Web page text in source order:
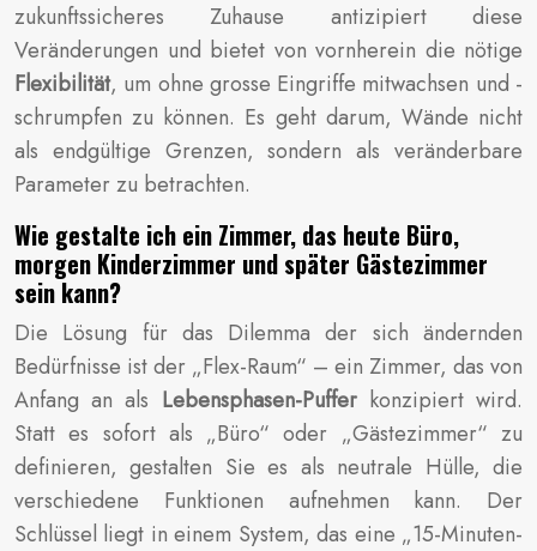
zukunftssicheres Zuhause antizipiert diese
Veränderungen und bietet von vornherein die nötige
Flexibilität, um ohne grosse Eingriffe mitwachsen und -
schrumpfen zu können. Es geht darum, Wände nicht
als endgültige Grenzen, sondern als veränderbare
Parameter zu betrachten.
Wie gestalte ich ein Zimmer, das heute Büro,
morgen Kinderzimmer und später Gästezimmer
sein kann?
Die Lösung für das Dilemma der sich ändernden
Bedürfnisse ist der „Flex-Raum“ – ein Zimmer, das von
Anfang an als Lebensphasen-Pufferkonzipiert wird.
Statt es sofort als „Büro“ oder „Gästezimmer“ zu
definieren, gestalten Sie es als neutrale Hülle, die
verschiedene Funktionen aufnehmen kann. Der
Schlüssel liegt in einem System, das eine „15-Minuten-